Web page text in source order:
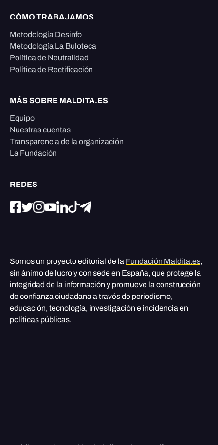
CÓMO TRABAJAMOS
Metodología Desinfo
Metodología La Buloteca
Política de Neutralidad
Política de Rectificación
MÁS SOBRE MALDITA.ES
Equipo
Nuestras cuentas
Transparencia de la organización
La Fundación
REDES
Somos un proyecto editorial de la Fundación Maldita.es,
sin ánimo de lucro y con sede en España, que protege la
integridad de la información y promueve la construcción
de confianza ciudadana a través de periodismo,
educación, tecnología, investigación e incidencia en
políticas públicas.